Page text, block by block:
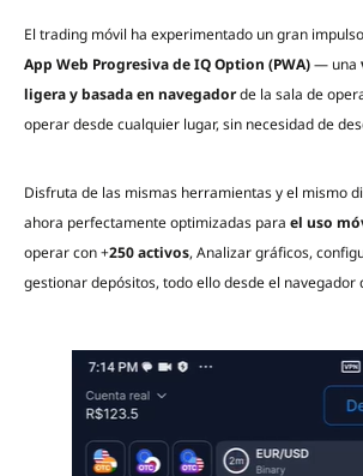
El trading móvil ha experimentado un gran
App Web Progresiva de IQ Option (PWA)— una
ligera y basada en navegadorde la sala de
operar desde cualquier lugar, sin necesidad de
Disfruta de las mismas herramientas y el mismo
ahora perfectamente optimizadas para el uso
operar con +250 activos, Analizar gráficos,
gestionar depósitos, todo ello desde el navegador